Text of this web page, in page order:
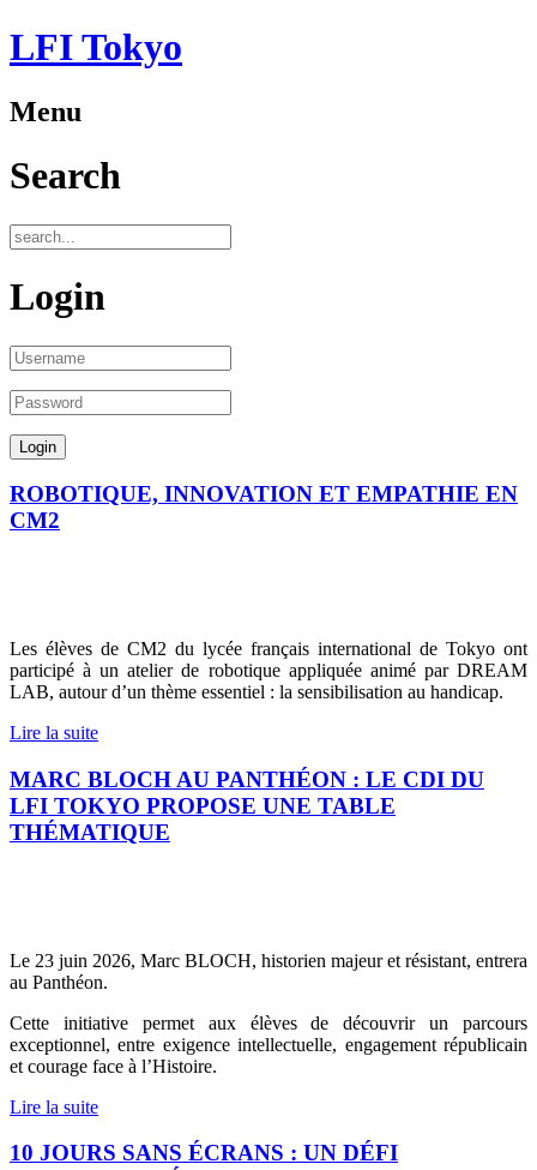
LFI Tokyo
Menu
Search
Login
ROBOTIQUE, INNOVATION ET EMPATHIE EN
CM2
Les élèves de CM2 du lycée français international de Tokyo ont
participé à un atelier de robotique appliquée animé par DREAM
LAB, autour d’un thème essentiel : la sensibilisation au handicap.
Lire la suite
MARC BLOCH AU PANTHÉON : LE CDI DU
LFI TOKYO PROPOSE UNE TABLE
THÉMATIQUE
Le 23 juin 2026, Marc BLOCH, historien majeur et résistant, entrera
au Panthéon.
Cette initiative permet aux élèves de découvrir un parcours
exceptionnel, entre exigence intellectuelle, engagement républicain
et courage face à l’Histoire.
Lire la suite
10 JOURS SANS ÉCRANS : UN DÉFI